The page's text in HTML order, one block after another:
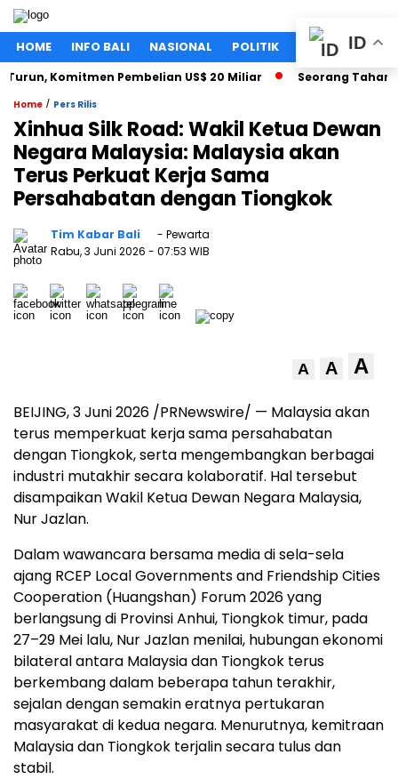
HOME INFO BALI NASIONAL POLITIK EKONOMI
Komitmen Pembelian US$ 20 Miliar Seorang Tahanan
Home / Pers Rilis
Xinhua Silk Road: Wakil Ketua Dewan
Negara Malaysia: Malaysia akan
Terus Perkuat Kerja Sama
Persahabatan dengan Tiongkok
Tim Kabar Bali
- Pewarta
Rabu, 3 Juni 2026 - 07:53 WIB
A A A
BEIJING, 3 Juni 2026 /PRNewswire/ — Malaysia akan
terus memperkuat kerja sama persahabatan
dengan Tiongkok, serta mengembangkan berbagai
industri mutakhir secara kolaboratif. Hal tersebut
disampaikan Wakil Ketua Dewan Negara Malaysia,
Nur Jazlan.
Dalam wawancara bersama media di sela-sela
ajang RCEP Local Governments and Friendship Cities
Cooperation (Huangshan) Forum 2026 yang
berlangsung di Provinsi Anhui, Tiongkok timur, pada
27–29 Mei lalu, Nur Jazlan menilai, hubungan ekonomi
bilateral antara Malaysia dan Tiongkok terus
berkembang dalam beberapa tahun terakhir,
sejalan dengan semakin eratnya pertukaran
masyarakat di kedua negara. Menurutnya, kemitraan
Malaysia dan Tiongkok terjalin secara tulus dan
stabil.
ID